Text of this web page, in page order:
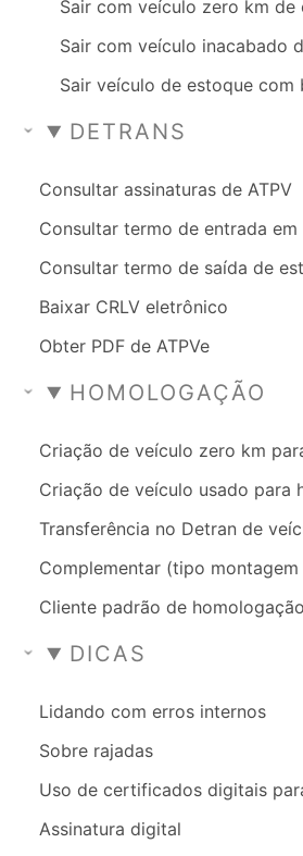
Sair com veículo zero km
Sair com veículo inacabado
Sair veículo de estoque com
DETRANS
Consultar assinaturas de ATPV
Consultar termo de entrada em
Consultar termo de saída de
Baixar CRLV eletrônico
Obter PDF de ATPVe
HOMOLOGAÇÃO
Criação de veículo zero km
Criação de veículo usado para
Transferência no Detran de
Complementar (tipo
Cliente padrão de homologação
DICAS
Lidando com erros internos
Sobre rajadas
Uso de certificados digitais
Assinatura digital